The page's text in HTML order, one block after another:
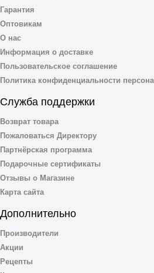
Гарантия
Оптовикам
О нас
Информация о доставке
Пользовательское соглашение
Политика конфиденциальности
Служба поддержки
Возврат товара
Пожаловаться Директору
Партнёрская программа
Подарочные сертификаты
Отзывы о Магазине
Карта сайта
Дополнительно
Производители
Акции
Рецепты